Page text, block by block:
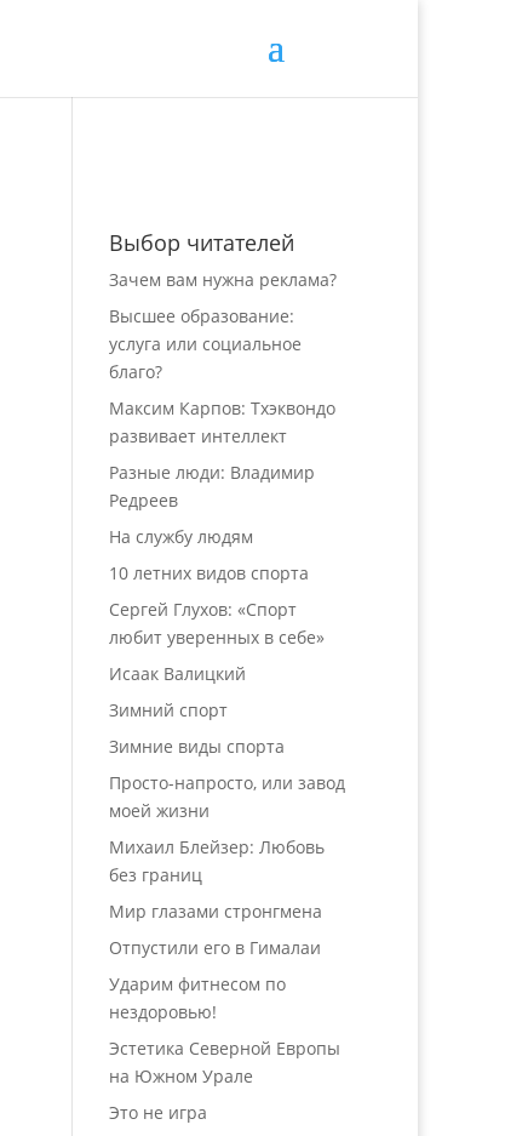
Выбор читателей
Зачем вам нужна реклама?
Высшее образование:
услуга или социальное
благо?
Максим Карпов: Тхэквондо
развивает интеллект
Разные люди: Владимир
Редреев
На службу людям
10 летних видов спорта
Сергей Глухов: «Спорт
любит уверенных в себе»
Исаак Валицкий
Зимний спорт
Зимние виды спорта
Просто-напросто, или завод
моей жизни
Михаил Блейзер: Любовь
без границ
Мир глазами стронгмена
Отпустили его в Гималаи
Ударим фитнесом по
нездоровью!
Эстетика Северной Европы
на Южном Урале
Это не игра